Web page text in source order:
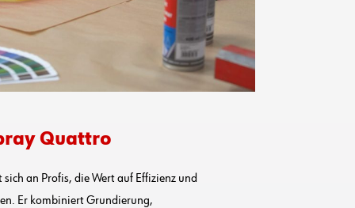
Quattro
an Profis, die Wert auf Effizienz und
Er kombiniert Grundierung,